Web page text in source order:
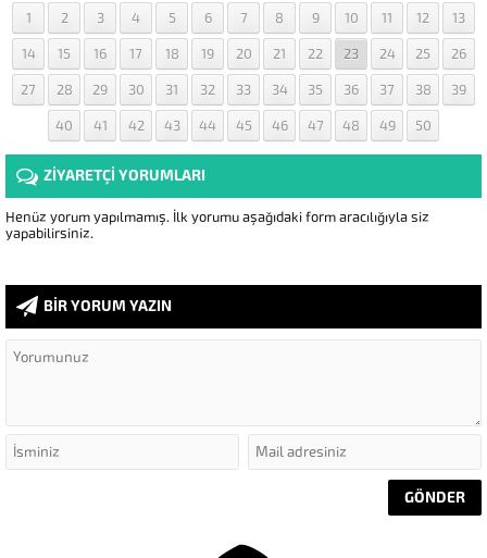
1 2 3 4 5 6 7 8 9 10 11 12 13
14 15 16 17 18 19 20 21 22 23 24 25 26
27 28 29 30 31 32 33 34 35 36 37 38 39
40 41 42 43 44 45 46 47 48 49 50
ZİYARETÇİ YORUMLARI
Henüz yorum yapılmamış. İlk yorumu aşağıdaki form aracılığıyla siz
yapabilirsiniz.
BİR YORUM YAZIN